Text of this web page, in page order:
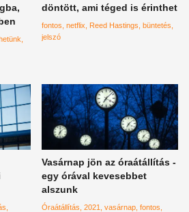
döntött, ami téged is érinthet
fontos netflix Reed Hastings büntetés
jelszó
Vasárnap jön az óraátállítás -
egy órával kevesebbet
alszunk
Óraátállítás 2021 vasárnap fontos